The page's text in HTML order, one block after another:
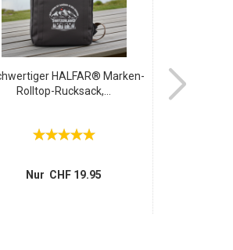
HALFAR® Marken-
Rolltop-Rucksack,...
Nur CHF 19.95